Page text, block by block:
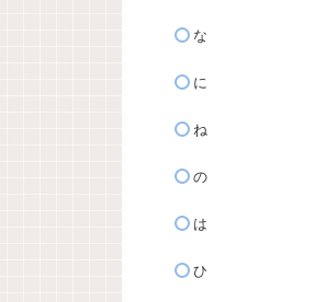
な
に
ね
の
は
ひ